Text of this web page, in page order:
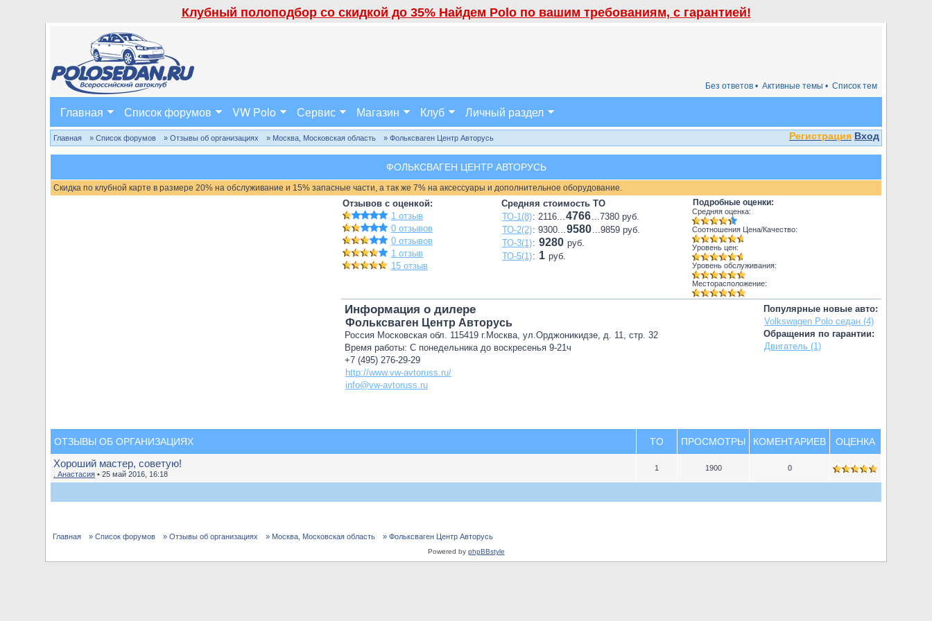
Клубный полоподбор со скидкой до 35% Найдем Polo по вашим требованиям, с гарантией!
Список тем
Активные темы •
Без ответов •
Главная Список форумов VW Polo Сервис Магазин Клуб Личный раздел
Регистрация Вход
Главная » Список форумов » Отзывы об организациях » Москва, Московская область » Фольксваген Центр Авторусь
ФОЛЬКСВАГЕН ЦЕНТР АВТОРУСЬ
Скидка по клубной карте в размере 20% на обслуживание и 15% запасные части, а так же 7% на аксессуары и дополнительное оборудование.
Отзывов с оценкой:
1 отзыв
0 отзывов
0 отзывов
1 отзыв
15 отзыв
Средняя стоимость ТО
ТО-1(8): 2116...4766...7380 руб.
ТО-2(2): 9300...9580...9859 руб.
ТО-3(1): 9280 руб.
ТО-5(1): 1 руб.
Подробные оценки:
Средняя оценка:
Соотношения Цена/Качество:
Уровень цен:
Уровень обслуживания:
Месторасположение:
Популярные новые авто:
Volkswagen Polo седан (4)
Обращения по гарантии:
Двигатель (1)
Информация о дилере
Фольксваген Центр Авторусь
Россия Московская обл. 115419 г.Москва, ул.Орджоникидзе, д. 11, стр. 32
Время работы: С понедельника до воскресенья 9-21ч
+7 (495) 276-29-29
http://www.vw-avtoruss.ru/
info@vw-avtoruss.ru
ОТЗЫВЫ ОБ ОРГАНИЗАЦИЯХ TO ПРОСМОТРЫ КОМЕНТАРИЕВ ОЦЕНКА
Хороший мастер, советую!
. Анастасия • 25 май 2016, 16:18
1 1900 0
Главная » Список форумов » Отзывы об организациях » Москва, Московская область » Фольксваген Центр Авторусь
Powered by phpBBstyle